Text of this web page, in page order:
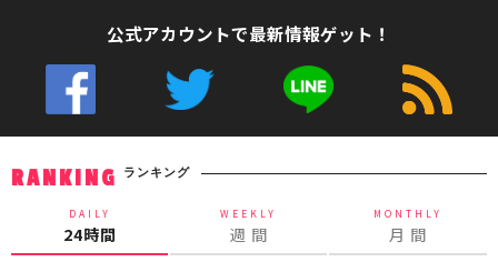
公式アカウントで最新情報ゲット！
RANKING ランキング
DAILY
24時間
WEEKLY
週 間
MONTHLY
月 間